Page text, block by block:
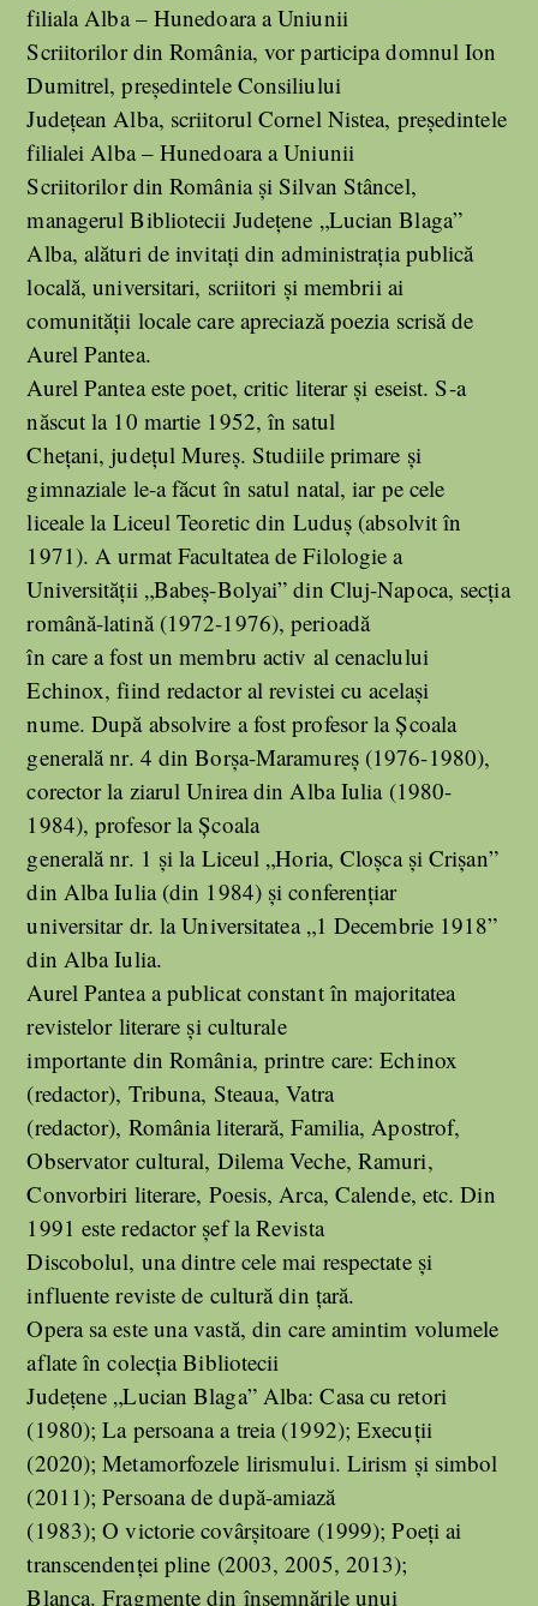
filiala Alba – Hunedoara a Uniunii
Scriitorilor din România, vor participa domnul Ion
Dumitrel, președintele Consiliului
Județean Alba, scriitorul Cornel Nistea, președintele
filialei Alba – Hunedoara a Uniunii
Scriitorilor din România și Silvan Stâncel,
managerul Bibliotecii Județene „Lucian Blaga”
Alba, alături de invitați din administrația publică
locală, universitari, scriitori și membrii ai
comunității locale care apreciază poezia scrisă de
Aurel Pantea.
Aurel Pantea este poet, critic literar și eseist. S-a
născut la 10 martie 1952, în satul
Chețani, județul Mureș. Studiile primare și
gimnaziale le-a făcut în satul natal, iar pe cele
liceale la Liceul Teoretic din Luduș (absolvit în
1971). A urmat Facultatea de Filologie a
Universității „Babeș-Bolyai” din Cluj-Napoca, secția
română-latină (1972-1976), perioadă
în care a fost un membru activ al cenaclului
Echinox, fiind redactor al revistei cu același
nume. După absolvire a fost profesor la Școala
generală nr. 4 din Borșa-Maramureș (1976-1980),
corector la ziarul Unirea din Alba Iulia (1980-
1984), profesor la Școala
generală nr. 1 și la Liceul „Horia, Cloșca și Crișan”
din Alba Iulia (din 1984) și conferențiar
universitar dr. la Universitatea „1 Decembrie 1918”
din Alba Iulia.
Aurel Pantea a publicat constant în majoritatea
revistelor literare și culturale
importante din România, printre care: Echinox
(redactor), Tribuna, Steaua, Vatra
(redactor), România literară, Familia, Apostrof,
Observator cultural, Dilema Veche, Ramuri,
Convorbiri literare, Poesis, Arca, Calende, etc. Din
1991 este redactor șef la Revista
Discobolul, una dintre cele mai respectate și
influente reviste de cultură din țară.
Opera sa este una vastă, din care amintim volumele
aflate în colecția Bibliotecii
Județene „Lucian Blaga” Alba: Casa cu retori
(1980); La persoana a treia (1992); Execuții
(2020); Metamorfozele lirismului. Lirism și simbol
(2011); Persoana de după-amiază
(1983); O victorie covârșitoare (1999); Poeți ai
transcendenței pline (2003, 2005, 2013);
Blanca. Fragmente din însemnările unui